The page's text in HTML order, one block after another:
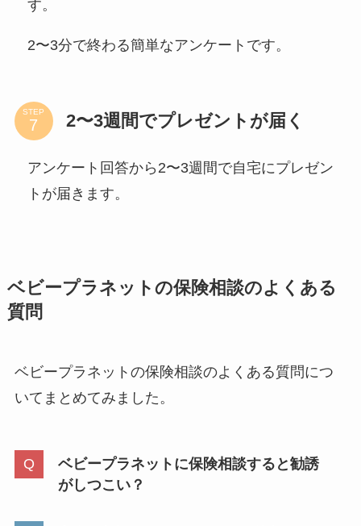
す。
2〜3分で終わる簡単なアンケートです。
STEP 2〜3週間でプレゼントが届く
アンケート回答から2〜3週間で自宅にプレゼン
トが届きます。
ベビープラネットの保険相談のよくある
質問
ベビープラネットの保険相談のよくある質問につ
いてまとめてみました。
ベビープラネットに保険相談すると勧誘
がしつこい？